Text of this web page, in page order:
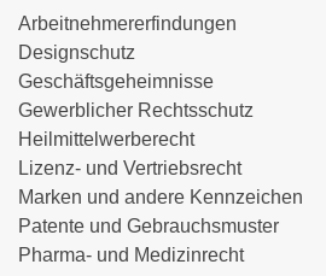
Arbeitnehmererfindungen
Designschutz
Geschäftsgeheimnisse
Gewerblicher Rechtsschutz
Heilmittelwerberecht
Lizenz- und Vertriebsrecht
Marken und andere Kennzeichen
Patente und Gebrauchsmuster
Pharma- und Medizinrecht